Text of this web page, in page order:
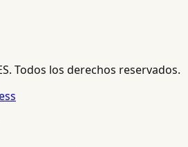
Todos los derechos reservados.